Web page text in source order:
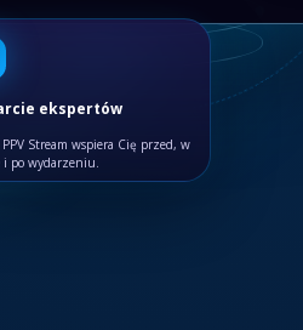
ekspertów
PPV Stream wspiera Cię przed, w
i po wydarzeniu.